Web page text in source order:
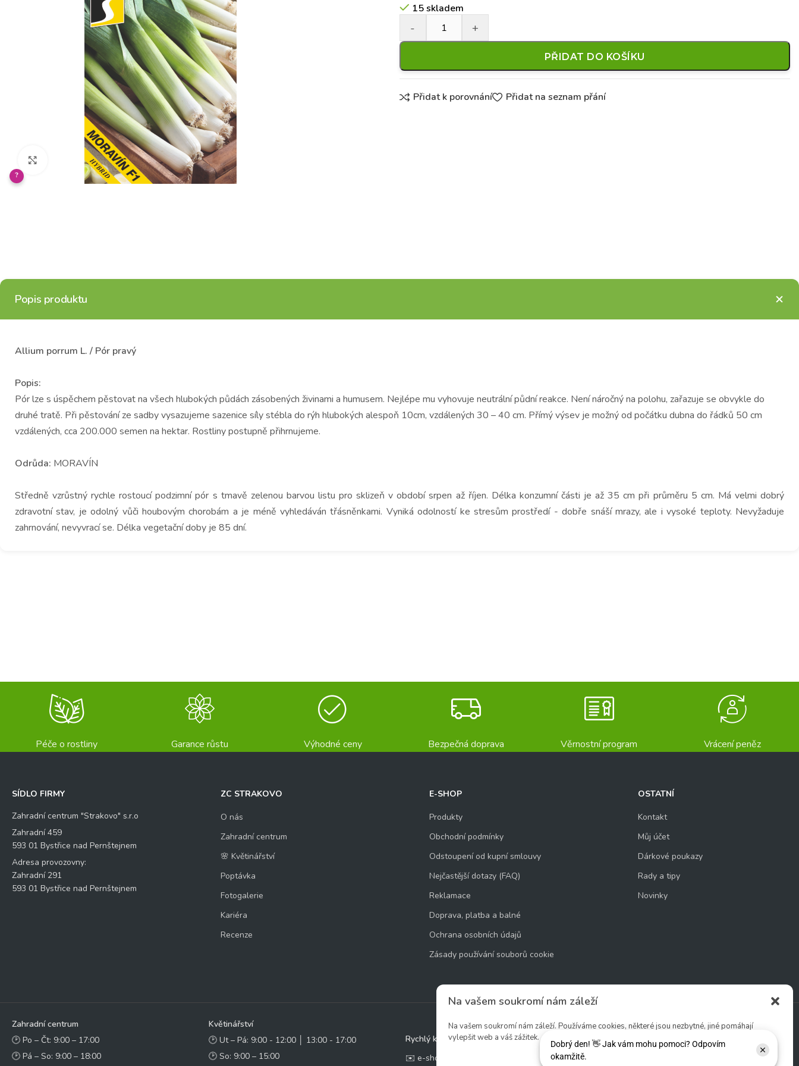
Na vašem soukromí nám záleží
Na vašem soukromí nám záleží. Používáme cookies, některé jsou nezbytné, jiné pomáhají
vylepšit web a váš zážitek.
Klikněte pro zvětšení
?
15 skladem
PŘIDAT DO KOŠÍKU
Přidat k porovnání Přidat na seznam přání
Popis produktu
Allium porrum L. / Pór pravý
Popis:
Pór lze s úspěchem pěstovat na všech hlubokých půdách zásobených živinami a humusem. Nejlépe mu vyhovuje neutrální půdní reakce. Není náročný na polohu, zařazuje se obvykle do
druhé tratě. Při pěstování ze sadby vysazujeme sazenice síly stébla do rýh hlubokých alespoň 10cm, vzdálených 30 – 40 cm. Přímý výsev je možný od počátku dubna do řádků 50 cm
vzdálených, cca 200.000 semen na hektar. Rostliny postupně přihrnujeme.
Odrůda: MORAVÍN
Středně vzrůstný rychle rostoucí podzimní pór s tmavě zelenou barvou listu pro sklizeň v období srpen až říjen. Délka konzumní části je až 35 cm při průměru 5 cm. Má velmi dobrý
zdravotní stav, je odolný vůči houbovým chorobám a je méně vyhledáván třásněnkami. Vyniká odolností ke stresům prostředí - dobře snáší mrazy, ale i vysoké teploty. Nevyžaduje
zahrnování, nevyvrací se. Délka vegetační doby je 85 dní.
Péče o rostliny Garance růstu Výhodné ceny Bezpečná doprava Věrnostní program Vrácení peněz
SÍDLO FIRMY
Zahradní centrum "Strakovo" s.r.o
Zahradní 459
593 01 Bystřice nad Pernštejnem
Adresa provozovny:
Zahradní 291
593 01 Bystřice nad Pernštejnem
ZC STRAKOVO
O nás
Zahradní centrum
🌸 Květinářství
Poptávka
Fotogalerie
Kariéra
Recenze
E-SHOP
Produkty
Obchodní podmínky
Odstoupení od kupní smlouvy
Nejčastější dotazy (FAQ)
Reklamace
Doprava, platba a balné
Ochrana osobních údajů
Zásady používání souborů cookie
OSTATNÍ
Kontakt
Můj účet
Dárkové poukazy
Rady a tipy
Novinky
Zahradní centrum
🕑 Po – Čt: 9:00 – 17:00
🕑 Pá – So: 9:00 – 18:00
Květinářství
🕑 Ut – Pá: 9:00 - 12:00 │ 13:00 - 17:00
🕑 So: 9:00 – 15:00
Rychlý kontakt:
✉️ e-shop@zcstrakovo.cz
Sledujte nás: